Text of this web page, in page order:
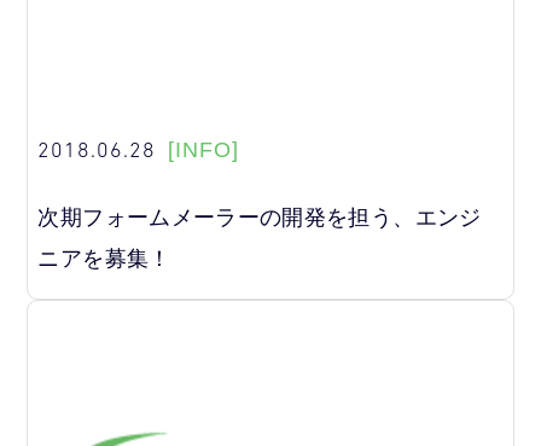
2018.06.28 [INFO]
次期フォームメーラーの開発を担う、エンジ
ニアを募集！